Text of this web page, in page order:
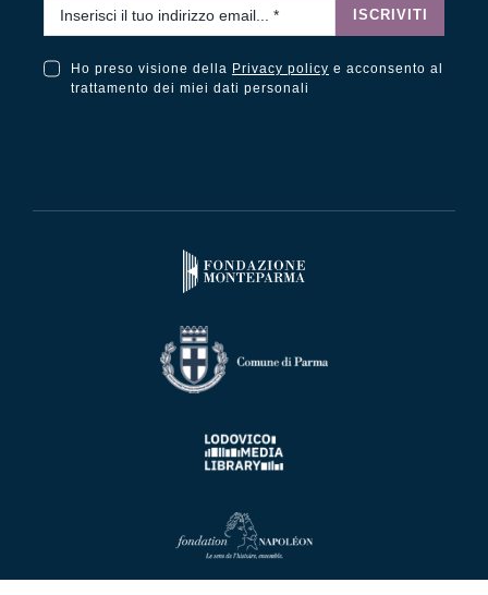
ISCRIVITI
Ho preso visione della Privacy policy e acconsento al
trattamento dei miei dati personali